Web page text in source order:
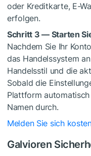
oder Kreditkarte, E-
erfolgen.
Schritt 3 — Starten
Nachdem Sie Ihr
das Handelssystem
Handelsstil und die
Sobald die
Plattform
Namen durch.
Melden Sie sich
Galvioren